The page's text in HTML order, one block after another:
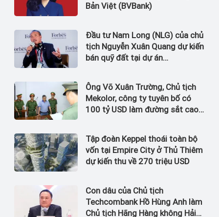
Bản Việt (BVBank)
Đầu tư Nam Long (NLG) của chủ
tịch Nguyễn Xuân Quang dự kiến
bán quỹ đất tại dự án
Ông Võ Xuân Trường, Chủ tịch
Mekolor, công ty tuyên bố có
100 tỷ USD làm đường sắt cao
Tập đoàn Keppel thoái toàn bộ
vốn tại Empire City ở Thủ Thiêm
dự kiến thu về 270 triệu USD
Con dâu của Chủ tịch
Techcombank Hồ Hùng Anh làm
Chủ tịch Hãng Hàng không Hải